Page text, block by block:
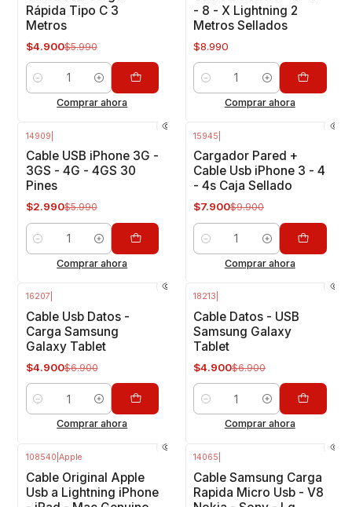
Rápida Tipo C 3
Metros
$4.900$5.990
Cantidad
Comprar ahora
- 8 - X Lightning 2
Metros Sellados
$8.990
Cantidad
Comprar ahora
14909
Cable USB iPhone 3G -
3GS - 4G - 4GS 30
Pines
$2.990$5.990
Cantidad
Comprar ahora
15945
Cargador Pared +
Cable Usb iPhone 3 - 4
- 4s Caja Sellado
$7.900$9.900
Cantidad
Comprar ahora
16207
Cable Usb Datos -
Carga Samsung
Galaxy Tablet
$4.900$6.900
Cantidad
Comprar ahora
18213
Cable Datos - USB
Samsung Galaxy
Tablet
$4.900$6.900
Cantidad
Comprar ahora
108540 Apple
Cable Original Apple
Usb a Lightning iPhone
14065
Cable Samsung Carga
Rapida Micro Usb - V8